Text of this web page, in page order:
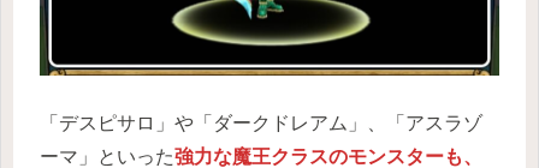
「デスピサロ」や「ダークドレアム」、「アスラゾ
ーマ」といった強力な魔王クラスのモンスターも、